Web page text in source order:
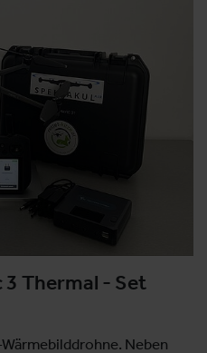
3 Thermal - Set
Neben